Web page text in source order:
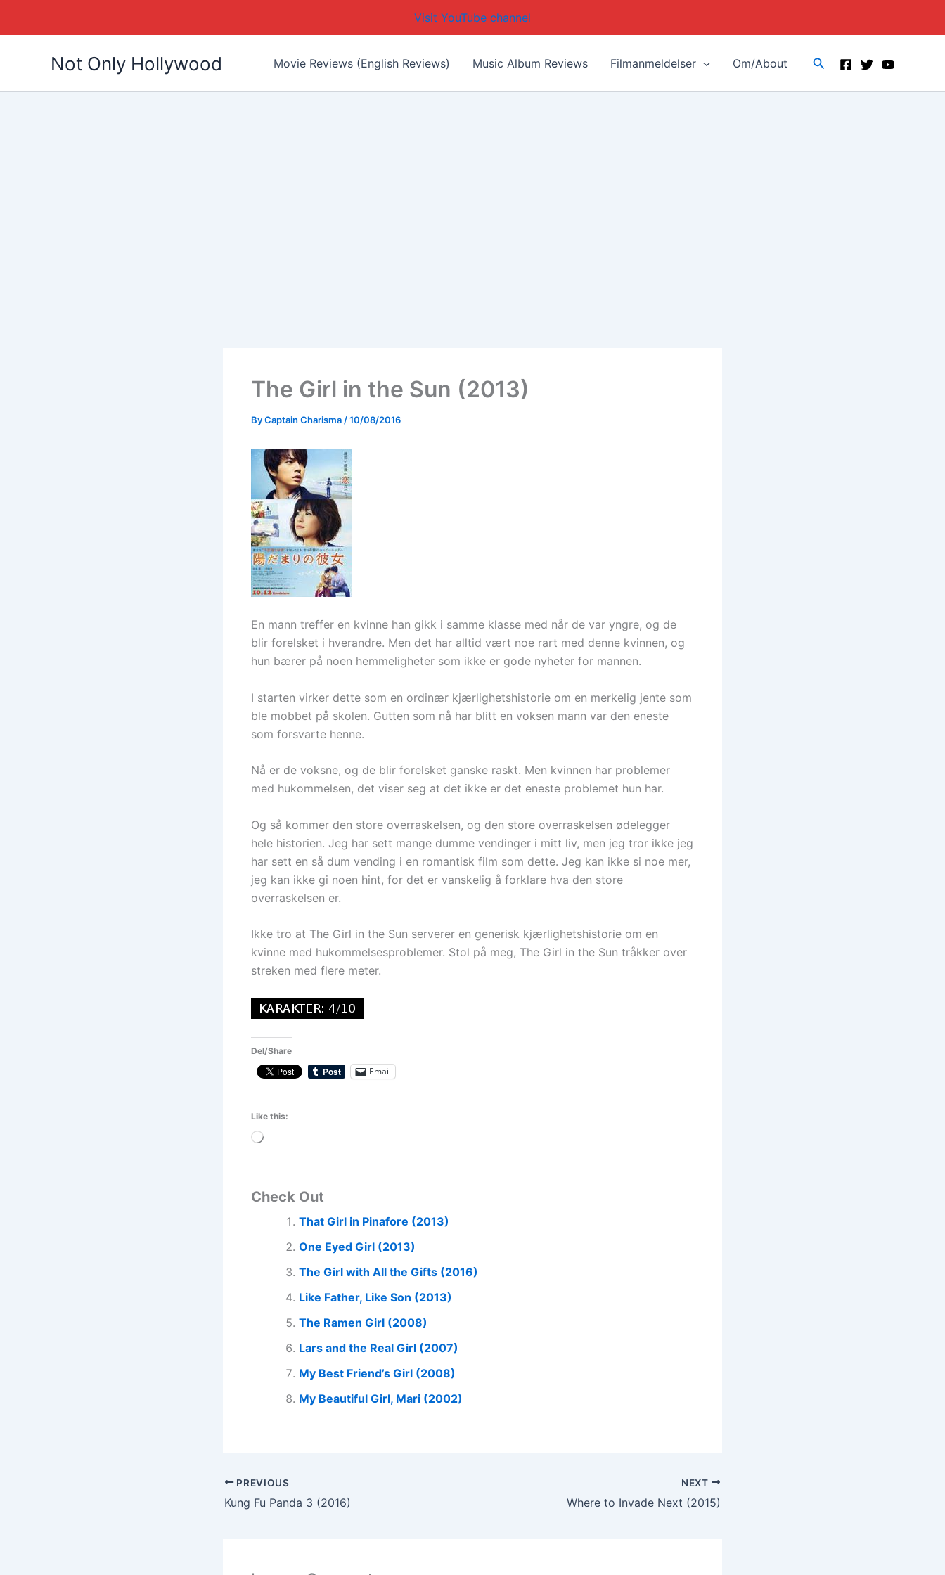
Visit YouTube channel
Not Only Hollywood Movie Reviews (English Reviews) Music Album Reviews Filmanmeldelser Om/About Search
The Girl in the Sun (2013)
ByCaptain Charisma/10/08/2016
En mann treffer en kvinne han gikk i samme klasse med når de var yngre, og de
blir forelsket i hverandre. Men det har alltid vært noe rart med denne kvinnen, og
hun bærer på noen hemmeligheter som ikke er gode nyheter for mannen.
I starten virker dette som en ordinær kjærlighetshistorie om en merkelig jente som
ble mobbet på skolen. Gutten som nå har blitt en voksen mann var den eneste
som forsvarte henne.
Nå er de voksne, og de blir forelsket ganske raskt. Men kvinnen har problemer
med hukommelsen, det viser seg at det ikke er det eneste problemet hun har.
Og så kommer den store overraskelsen, og den store overraskelsen ødelegger
hele historien. Jeg har sett mange dumme vendinger i mitt liv, men jeg tror ikke jeg
har sett en så dum vending i en romantisk film som dette. Jeg kan ikke si noe mer,
jeg kan ikke gi noen hint, for det er vanskelig å forklare hva den store
overraskelsen er.
Ikke tro at The Girl in the Sun serverer en generisk kjærlighetshistorie om en
kvinne med hukommelsesproblemer. Stol på meg, The Girl in the Sun tråkker over
streken med flere meter.
Del/Share
Email
Like this:
Loading…
Check Out
That Girl in Pinafore (2013)
One Eyed Girl (2013)
The Girl with All the Gifts (2016)
Like Father, Like Son (2013)
The Ramen Girl (2008)
Lars and the Real Girl (2007)
My Best Friend’s Girl (2008)
My Beautiful Girl, Mari (2002)
PREVIOUS
Kung Fu Panda 3 (2016)
NEXT
Where to Invade Next (2015)